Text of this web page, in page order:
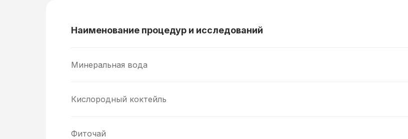
Наименование процедур и исследований
Минеральная вода
Кислородный коктейль
Фиточай